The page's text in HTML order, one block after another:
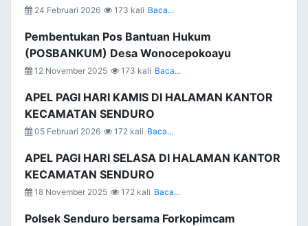
24 Februari 2026 173 kali Baca...
Pembentukan Pos Bantuan Hukum
(POSBANKUM) Desa Wonocepokoayu
12 November 2025 173 kali Baca...
APEL PAGI HARI KAMIS DI HALAMAN KANTOR
KECAMATAN SENDURO
05 Februari 2026 172 kali Baca...
APEL PAGI HARI SELASA DI HALAMAN KANTOR
KECAMATAN SENDURO
18 November 2025 172 kali Baca...
Polsek Senduro bersama Forkopimcam